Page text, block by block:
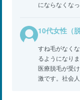
にならなくな
10代女性（
すね毛がなく
るようになり
医療脱毛が受
激です。社会